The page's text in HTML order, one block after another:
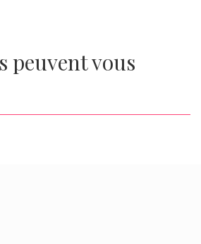
peuvent vous